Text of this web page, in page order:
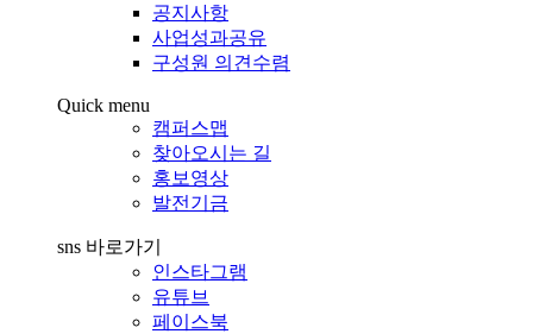
공지사항
사업성과공유
구성원 의견수렴
Quick menu
캠퍼스맵
찾아오시는 길
홍보영상
발전기금
sns 바로가기
인스타그램
유튜브
페이스북